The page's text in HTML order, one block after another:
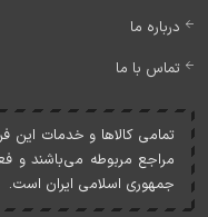
درباره ما
تماس با ما
تمامی کالاها و خدمات اين
مراجع مربوطه می‌باشند و
جمهوری اسلامی ايران است.